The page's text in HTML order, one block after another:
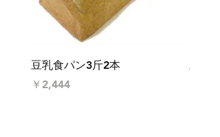
豆乳食パン3斤2本
価格
￥2,444
豆乳